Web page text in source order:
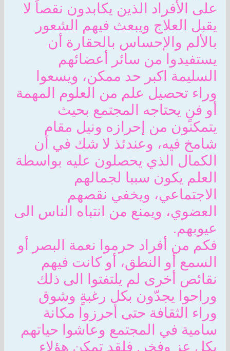
على الأفراد الذين يكابدون نقصاً لا
يقبل العلاج ويبعث فيهم الشعور
بالألم والإحساس بالحقارة أن
يستفيدوا من سائر أعضائهم
السليمة اكبر حد ممكن، ويسعوا
وراء تحصيل علم من العلوم المهمة
أو فنٍ يحتاجه المجتمع بحيث
يتمكنون من إحرازه ونيل مقام
شامخ فيه، وعندئذ لا شك في أن
الكمال الذي يحصلون عليه بواسطة
العلم يكون سببا لجمالهم
الاجتماعي، ويخفي نقصهم
العضوي، ويمنع من انتباه الناس الى
عيوبهم.
فكم من أفراد حرموا نعمة البصر أو
السمع أو النطق، أو كانت فيهم
نقائص أخرى لم يلتفتوا الى ذلك
وراحوا يجدّون بكل رغبةٍ وشوق
وراء الثقافة حتى أحرزوا مكانة
سامية في المجتمع وعاشوا حياتهم
بكل عز وفخر. فلقد تمكن هؤلاء